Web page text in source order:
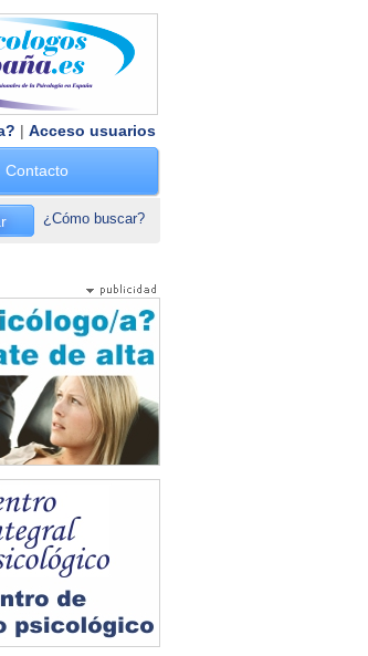
| Acceso usuarios
Contacto
¿Cómo buscar?